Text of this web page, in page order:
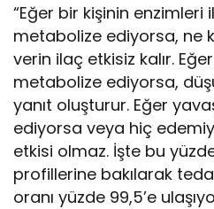
“Eğer bir kişinin enzimleri
metabolize ediyorsa, ne
verin ilaç etkisiz kalır.
metabolize ediyorsa,
yanıt oluşturur. Eğer
ediyorsa veya hiç
etkisi olmaz. İşte bu
profillerine bakılarak
oranı yüzde 99,5’e